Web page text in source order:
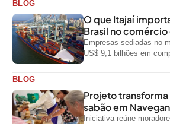
BLOG
O que Itajaí
Brasil no
Empresas sediadas no
US$ 9,1 bilhões em
BLOG
Projeto
sabão em
Iniciativa reúne